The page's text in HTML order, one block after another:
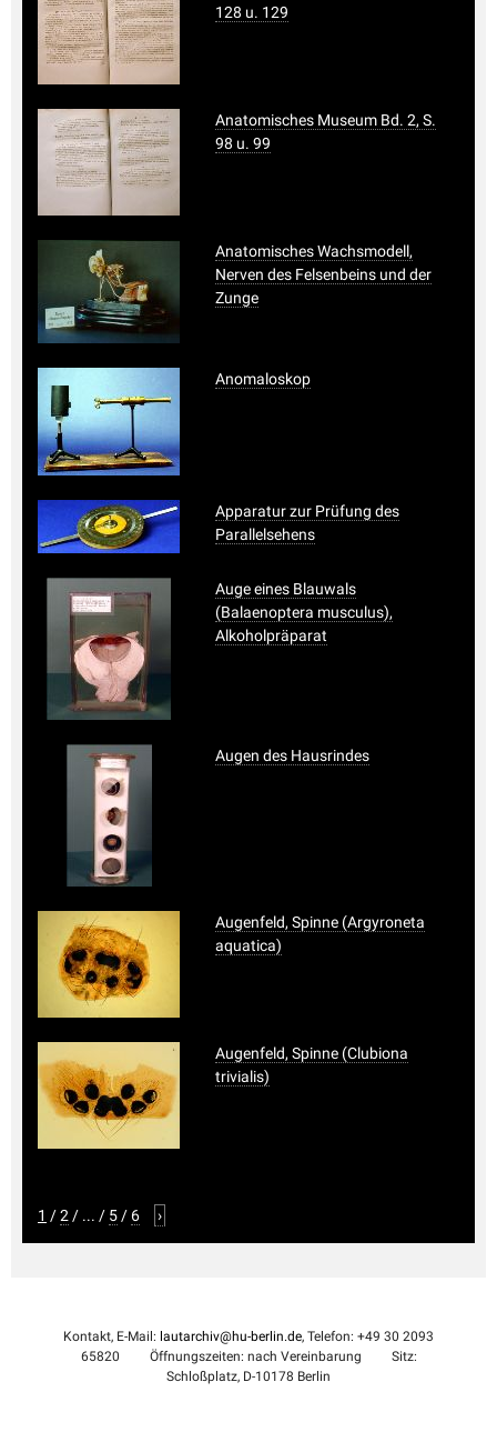
128 u. 129
Anatomisches Museum Bd. 2, S.
98 u. 99
Anatomisches Wachsmodell,
Nerven des Felsenbeins und der
Zunge
Anomaloskop
Apparatur zur Prüfung des
Parallelsehens
Auge eines Blauwals
(Balaenoptera musculus),
Alkoholpräparat
Augen des Hausrindes
Augenfeld, Spinne (Argyroneta
aquatica)
Augenfeld, Spinne (Clubiona
trivialis)
1 /2 / ... / 5 / 6 ›
Kontakt, E-Mail: lautarchiv@hu-berlin.de, Telefon: +49 30 2093
65820
Öffnungszeiten: nach Vereinbarung
Sitz:
Schloßplatz, D-10178 Berlin